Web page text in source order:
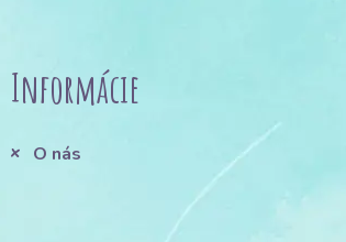
Informácie
O nás